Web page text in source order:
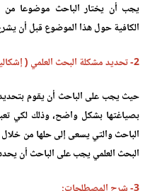
يجب أن يختار الباحث موضوعا من
الكافية حول هذا الموضوع قبل أن
2- تحديد مشكلة البحث العلمي ( إشكالية البحث العلمي):
حيث يجب على الباحث أن يقوم
بصياغتها بشكل واضح، وذلك لكي
الباحث والتي يسعى إلى حلها من
البحث العلمي يجب على الباحث أن يحدد